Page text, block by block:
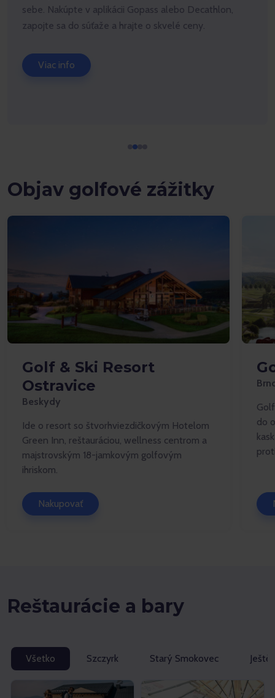
sebe. Nakúpte v aplikácii Gopass alebo Decathlon,
zapojte sa do súťaže a hrajte o skvelé ceny.
Viac info
Objav golfové zážitky
Golf & Ski Resort
Ostravice
Beskydy
Ide o resort so štvorhviezdičkovým Hotelom
Green Inn, reštauráciou, wellness centrom a
majstrovským 18-jamkovým golfovým
ihriskom.
Nakupovať
do
Reštaurácie a bary
Všetko Szczyrk Starý Smokovec